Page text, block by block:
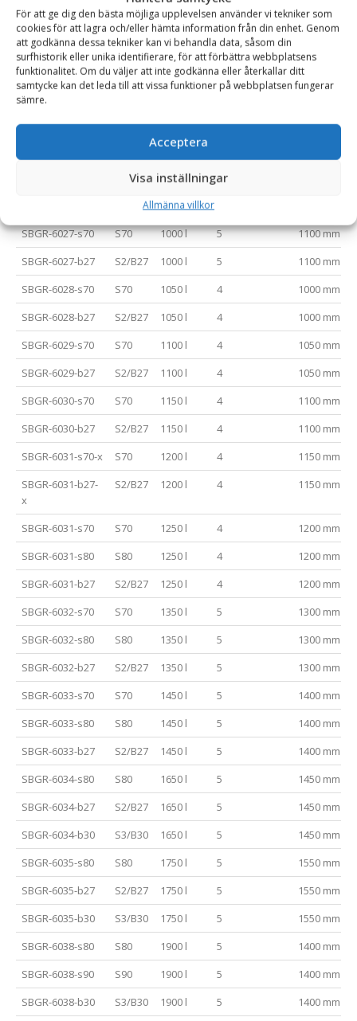
För att ge dig den bästa möjliga upplevelsen använder vi tekniker som
cookies för att lagra och/eller hämta information från din enhet. Genom
att godkänna dessa tekniker kan vi behandla data, såsom din
surfhistorik eller unika identifierare, för att förbättra webbplatsens
funktionalitet. Om du väljer att inte godkänna eller återkallar ditt
samtycke kan det leda till att vissa funktioner på webbplatsen fungerar
sämre.
Acceptera
Visa inställningar
Allmänna villkor
SBGR-6024-b20 S1/B20 850 l 4
1050 mm
SBGR-6024-b27
S2/B27 850 l 4
SBGR-6025-s70
S70 900 l 4
1000 mm
SBGR-6025-b20
S1/B20 900 l 4
1000 mm
SBGR-6025-b27
S2/B27 900 l 4
1000 mm
950 l
S1/B20 950 l 5
S2/B27 950 l
SBGR-6027-s70
S70 1000 l 5
1100 mm
SBGR-6027-b27
S2/B27 1000 l 5
1100 mm
SBGR-6028-s70
S70 1050 l 4
1000 mm
SBGR-6028-b27
S2/B27 1050 l 4
1000 mm
SBGR-6029-s70
S70 1100 l 4
1050 mm
SBGR-6029-b27
S2/B27 1100 l 4
1050 mm
SBGR-6030-s70
S70 1150 l 4
1100 mm
SBGR-6030-b27
S2/B27 1150 l 4
1100 mm
SBGR-6031-s70-x
S70 1200 l 4
1150 mm
SBGR-6031-b27-
x
S2/B27 1200 l 4 1150 mm
SBGR-6031-s70 S70 1250 l 4
1200 mm
SBGR-6031-s80
S80 1250 l 4
1200 mm
SBGR-6031-b27
S2/B27 1250 l 4
1200 mm
SBGR-6032-s70
S70 1350 l 5
1300 mm
SBGR-6032-s80
S80 1350 l 5
1300 mm
SBGR-6032-b27
S2/B27 1350 l 5
1300 mm
SBGR-6033-s70
S70 1450 l 5
1400 mm
SBGR-6033-s80
S80 1450 l 5
1400 mm
SBGR-6033-b27
S2/B27 1450 l 5
1400 mm
SBGR-6034-s80
S80 1650 l 5
1450 mm
SBGR-6034-b27
S2/B27 1650 l 5
1450 mm
SBGR-6034-b30
S3/B30 1650 l 5
1450 mm
SBGR-6035-s80
S80 1750 l 5
1550 mm
SBGR-6035-b27
S2/B27 1750 l 5
1550 mm
SBGR-6035-b30
S3/B30 1750 l 5
1550 mm
SBGR-6038-s80
S80 1900 l 5
1400 mm
SBGR-6038-s90
S90 1900 l 5
1400 mm
SBGR-6038-b30
S3/B30 1900 l 5
1400 mm